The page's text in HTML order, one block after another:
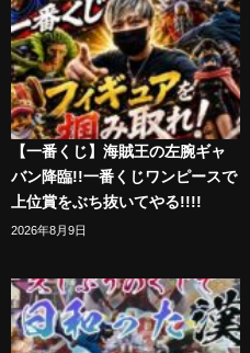
【一番くじ】海賊王の左腕ギャ
バン降臨!!一番くじワンピースで
上位賞をぶち抜いてやる!!!!
2026年8月9日